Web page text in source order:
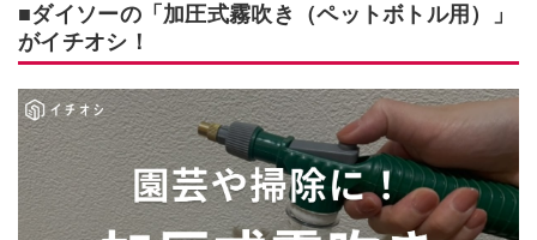
■ダイソーの「加圧式霧吹き（ペットボトル用）」
がイチオシ！